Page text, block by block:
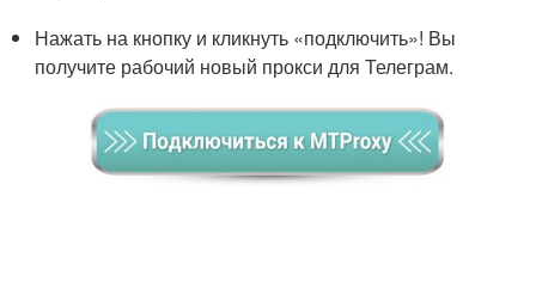
Нажать на кнопку и кликнуть «подключить»! Вы
получите рабочий новый прокси для Телеграм.